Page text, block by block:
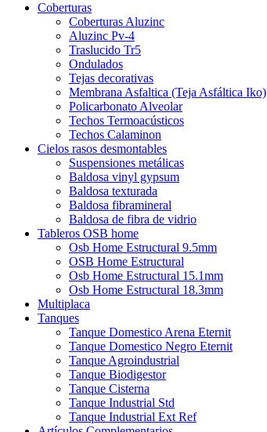
Coberturas
Coberturas Aluzinc
Aluzinc Pv-4
Traslucido Tr5
Ondulados
Tejas decorativas
Membrana Asfaltica (Teja Asfáltica Iko)
Policarbonato Alveolar
Techos Termoacústicos
Techos Calaminon
Cielos rasos desmontables
Suspensiones metálicas
Baldosa vinyl gypsum
Baldosa texturada
Baldosa fibramineral
Baldosa de fibra de vidrio
Tableros OSB home
Osb Home Estructural 9.5mm
OSB Home Estructural
Osb Home Estructural 15.1mm
Osb Home Estructural 18.3mm
Multiplaca
Tanques
Tanque Domestico Arena Eternit
Tanque Domestico Negro Eternit
Tanque Agroindustrial
Tanque Biodigestor
Tanque Cisterna
Tanque Industrial Std
Tanque Industrial Ext Ref